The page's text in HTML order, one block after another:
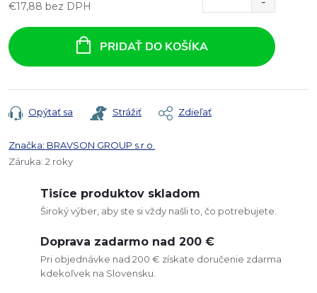
€17,88 bez DPH
cena:
PRIDAŤ DO KOŠÍKA
Opýtať sa Strážiť Zdieľať
Značka: BRAVSON GROUP s.r.o.
Záruka: 2 roky
Tisíce produktov skladom
Široký výber, aby ste si vždy našli to, čo potrebujete.
Doprava zadarmo nad 200 €
Pri objednávke nad 200 € získate doručenie zdarma
kdekoľvek na Slovensku.